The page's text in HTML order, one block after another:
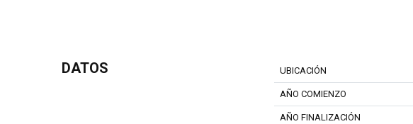
DATOS UBICACIÓN
AÑO COMIENZO
AÑO FINALIZACIÓN